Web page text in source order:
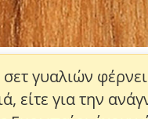
γυαλιών
είτε για την